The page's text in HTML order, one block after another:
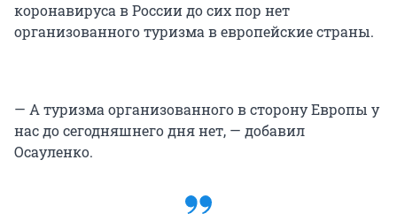
коронавируса в России до сих пор нет
организованного туризма в европейские страны.
— А туризма организованного в сторону Европы у
нас до сегодняшнего дня нет, — добавил
Осауленко.